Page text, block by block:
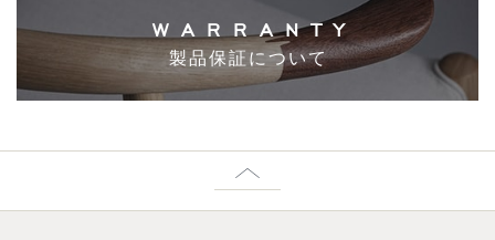
WARRANTY
製品保証について